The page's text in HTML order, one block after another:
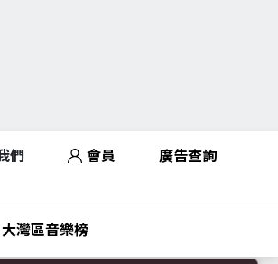
們 會員 廣告查詢
大灣區音樂榜